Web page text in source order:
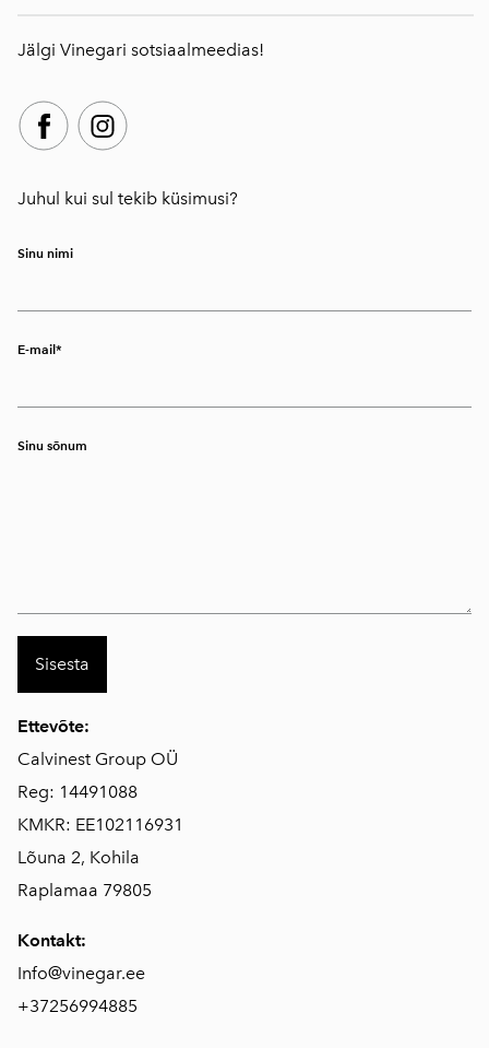
Jälgi Vinegari sotsiaalmeedias!
Juhul kui sul tekib küsimusi?
Sinu nimi
E-mail
Sinu sõnum
Ettevõte:
Calvinest Group OÜ
Reg: 14491088
KMKR: EE102116931
Lõuna 2, Kohila
Raplamaa 79805
Kontakt:
Info@vinegar.ee
+37256994885